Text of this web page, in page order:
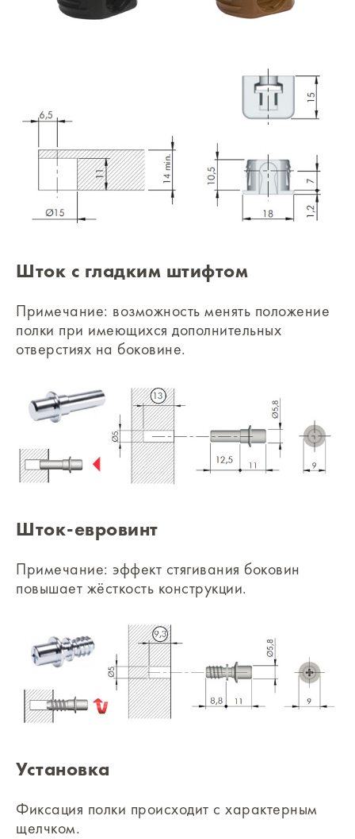
Шток с гладким штифтом
Примечание: возможность менять положение
полки при имеющихся дополнительных
отверстиях на боковине.
Шток-евровинт
Примечание: эффект стягивания боковин
повышает жёсткость конструкции.
Установка
Фиксация полки происходит с характерным
щелчком.